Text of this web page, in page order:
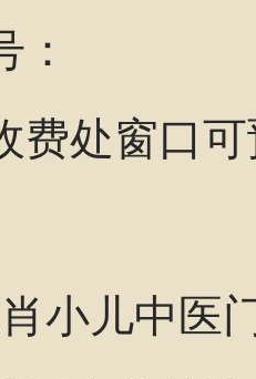
号：
费处窗口
小儿中医